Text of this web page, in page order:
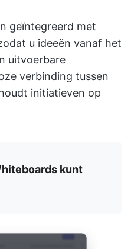
geïntegreerd met
u ideeën vanaf het
uitvoerbare
verbinding tussen
initiatieven op
kunt